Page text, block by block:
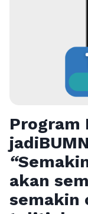
Program
“
akan
semakin